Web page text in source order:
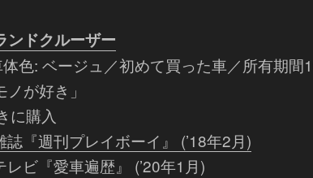
ンドクルーザー
色: ベージュ／初めて買った車／所有期間
が好き」
に購入
誌『週刊プレイボーイ』 (’18年2月)
レビ『愛車遍歴』 (’20年1月)